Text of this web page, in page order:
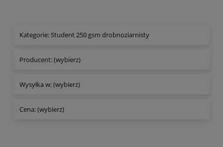
Kategorie: Student 250 gsm drobnoziarnisty
Producent: (wybierz)
Wysyłka w: (wybierz)
Cena: (wybierz)